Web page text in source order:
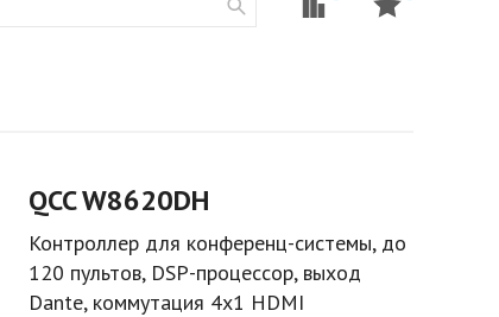
QCC W8620DH
Контроллер для конференц-системы, до
120 пультов, DSP-процессор, выход
Dante, коммутация 4x1 HDMI